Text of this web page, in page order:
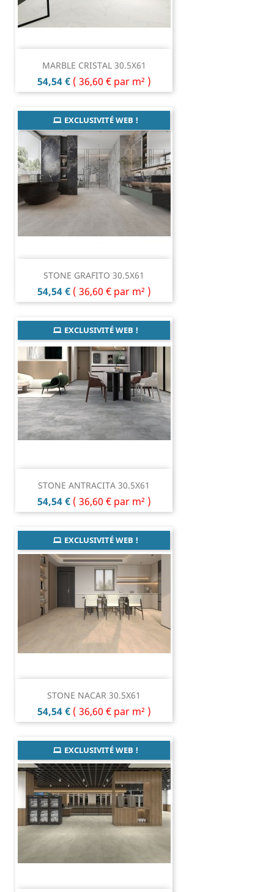
MARBLE CRISTAL 30.5X61
Prix
54,54 € ( 36,60 € par m² )
STONE GRAFITO 30.5X61
Prix
54,54 € ( 36,60 € par m² )
EXCLUSIVITÉ WEB !
STONE ANTRACITA 30.5X61
Prix
54,54 € ( 36,60 € par m² )
EXCLUSIVITÉ WEB !
STONE NACAR 30.5X61
Prix
54,54 € ( 36,60 € par m² )
EXCLUSIVITÉ WEB !
EXCLUSIVITÉ WEB !